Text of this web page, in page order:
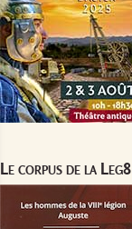
Le corpus de la Leg8